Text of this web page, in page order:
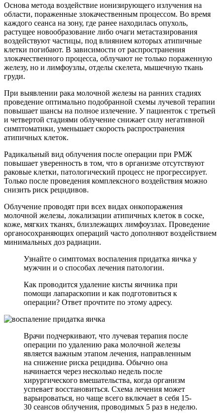
Основа метода воздействие ионизирующего излучения на
области, пораженные злокачественным процессом. Во время
каждого сеанса на зону, где ранее находилась опухоль,
растущее новообразование либо очаги метастазирования
воздействуют частицы, под влиянием которых атипичные
клетки погибают. В зависимости от распространения
злокачественного процесса, облучают не только пораженную
железу, но и лимфоузлы, отделы скелета, мышечную ткань
груди.
При выявлении рака молочной железы на ранних стадиях
проведение оптимально подобранной схемы лучевой терапии
повышает шансы на полное излечение. У пациенток с третьей
и четвертой стадиями облучение снижает силу негативной
симптоматики, уменьшает скорость распространения
атипичных клеток.
Радикальный вид облучения после операции при РМЖ
повышает уверенность в том, что в организме отсутствуют
раковые клетки, патологический процесс не прогрессирует.
Только после проведения комплексного воздействия можно
снизить риск рецидивов.
Облучение проводят при всех видах онкопоражения
молочной железы, локализации атипичных клеток в соске,
коже, мягких тканях, близлежащих лимфоузлах. Проведение
органосохраняющих операций часто дополняют воздействием
минимальных доз радиации.
Узнайте о симптомах воспаления придатка яичка у
мужчин и о способах лечения патологии.
Как проводится удаление кисты яичника при
помощи лапараскопии и как подготовиться к
операции? Ответ прочтите по этому адресу.
Врачи подчеркивают, что лучевая терапия после
операции по удалению рака молочной железы
является важным этапом лечения, направленным
на снижение риска рецидива. Обычно она
начинается через несколько недель после
хирургического вмешательства, когда организм
успевает восстановиться. Схема лечения может
варьироваться, но чаще всего включает в себя 15-
30 сеансов облучения, проводимых 5 раз в неделю.